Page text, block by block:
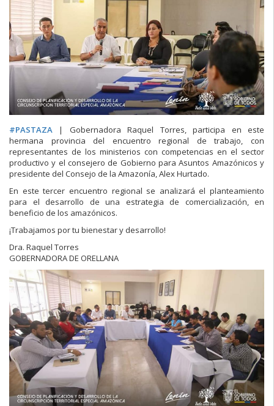
#PASTAZA | Gobernadora Raquel Torres, participa en este
hermana provincia del encuentro regional de trabajo, con
representantes de los ministerios con competencias en el sector
productivo y el consejero de Gobierno para Asuntos Amazónicos y
presidente del Consejo de la Amazonía, Alex Hurtado.
En este tercer encuentro regional se analizará el planteamiento
para el desarrollo de una estrategia de comercialización, en
beneficio de los amazónicos.
¡Trabajamos por tu bienestar y desarrollo!
Dra. Raquel Torres
GOBERNADORA DE ORELLANA